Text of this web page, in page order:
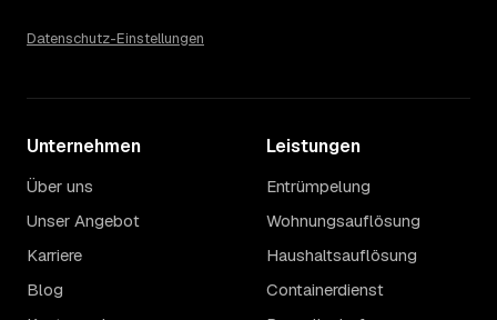
Datenschutz-Einstellungen
Unternehmen
Über uns
Unser Angebot
Karriere
Blog
Leistungen
Entrümpelung
Wohnungsauflösung
Haushaltsauflösung
Containerdienst